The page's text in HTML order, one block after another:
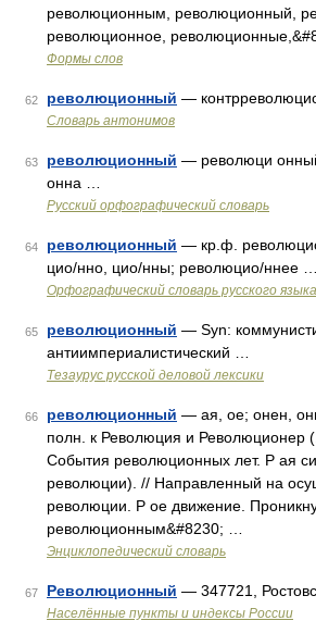
революционным, революционный,
революционное,
Формы слов
62 революционный —
Словарь антонимов
63 революционный — революци
онна …
Русский орфографический словарь
64 революционный — кр.ф.
цио/нно, цио/нны; революцио/ннее …
Орфографический словарь русского языка
65 революционный — Syn:
антиимпериалистический …
Тезаурус русской деловой лексики
66 революционный — ая, ое; онен,
полн. к Революция и Революционер
События революционных лет. Р ая
революции). // Направленный на
революции. Р ое движение.
революционным&#8230; …
Энциклопедический словарь
67 Революционный — 347721,
Населённые пункты и индексы России